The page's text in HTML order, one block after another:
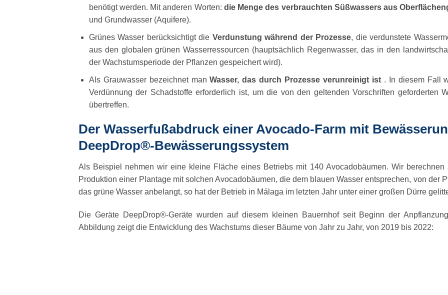
benötigt werden. Mit anderen Worten: die Menge des verbrauchten Süßwassers aus
und Grundwasser (Aquifere).
Grünes Wasser berücksichtigt die Verdunstung während der Prozesse, die verdunstete
aus den globalen grünen Wasserressourcen (hauptsächlich Regenwasser, das in den
der Wachstumsperiode der Pflanzen gespeichert wird).
Als Grauwasser bezeichnet man Wasser, das durch Prozesse verunreinigt ist . In diesem Fall
Verdünnung der Schadstoffe erforderlich ist, um die von den geltenden Vorschriften geforderten
übertreffen.
Der Wasserfußabdruck einer Avocado-Farm mit
DeepDrop®-Bewässerungssystem
Als Beispiel nehmen wir eine kleine Fläche eines Betriebs mit 140 Avocadobäumen. Wir
Produktion einer Plantage mit solchen Avocadobäumen, die dem blauen Wasser entsprechen, von der
das grüne Wasser anbelangt, so hat der Betrieb in Málaga im letzten Jahr unter einer großen Dürre
Die Geräte DeepDrop®-Geräte wurden auf diesem kleinen Bauernhof seit Beginn der
Abbildung zeigt die Entwicklung des Wachstums dieser Bäume von Jahr zu Jahr, von 2019 bis 2022: